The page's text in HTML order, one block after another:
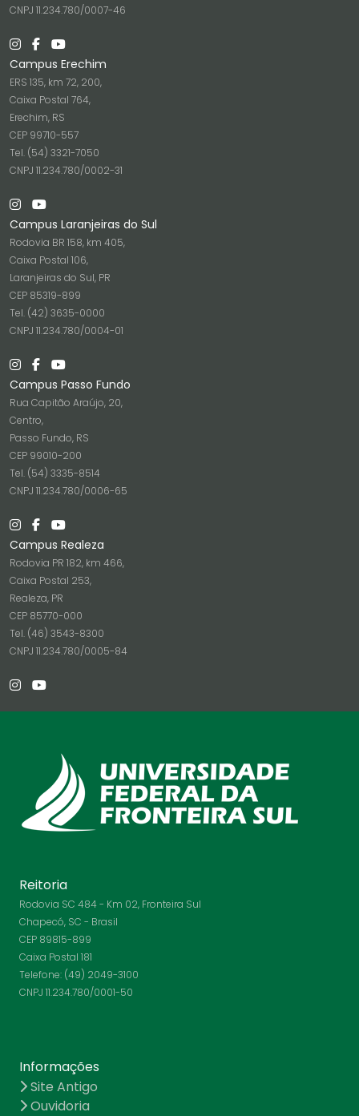
CNPJ 11.234.780/0007-46
Campus Erechim
ERS 135, km 72, 200,
Caixa Postal 764,
Erechim, RS
CEP 99710-557
Tel. (54) 3321-7050
CNPJ 11.234.780/0002-31
Campus Laranjeiras do Sul
Rodovia BR 158, km 405,
Caixa Postal 106,
Laranjeiras do Sul, PR
CEP 85319-899
Tel. (42) 3635-0000
CNPJ 11.234.780/0004-01
Campus Passo Fundo
Rua Capitão Araújo, 20,
Centro,
Passo Fundo, RS
CEP 99010-200
Tel. (54) 3335-8514
CNPJ 11.234.780/0006-65
Campus Realeza
Rodovia PR 182, km 466,
Caixa Postal 253,
Realeza, PR
CEP 85770-000
Tel. (46) 3543-8300
CNPJ 11.234.780/0005-84
Reitoria
Rodovia SC 484 - Km 02, Fronteira Sul
Chapecó, SC - Brasil
CEP 89815-899
Caixa Postal 181
Telefone: (49) 2049-3100
CNPJ 11.234.780/0001-50
Informações
Site Antigo
Ouvidoria